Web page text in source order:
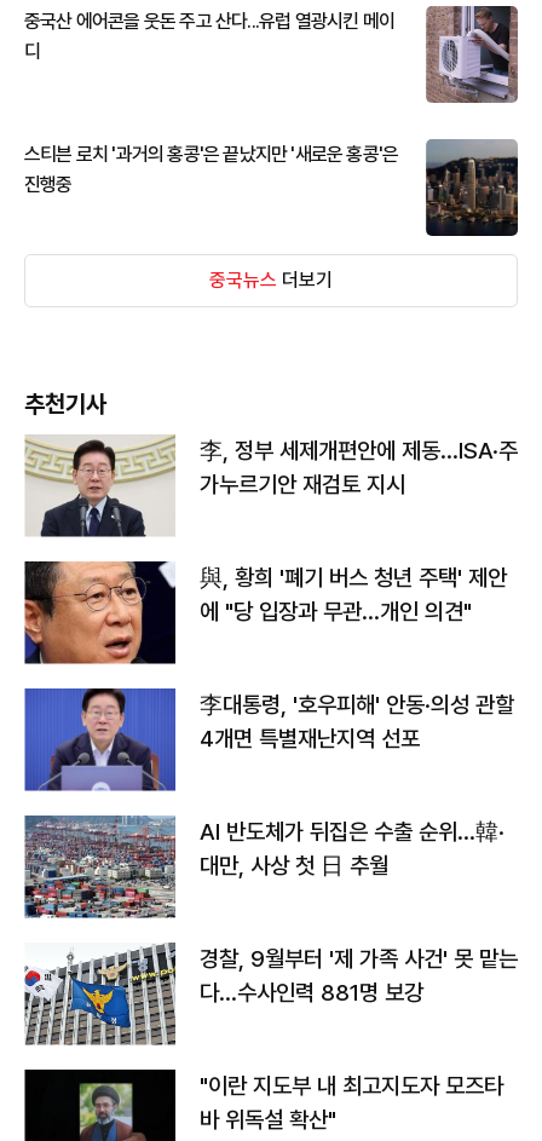
중국산 에어콘을 웃돈 주고 산다...유럽 열광시킨 메이
디
스티븐 로치 '과거의 홍콩'은 끝났지만 '새로운 홍콩'은
진행중
중국뉴스 더보기
추천기사
李, 정부 세제개편안에 제동…ISA·주
가누르기안 재검토 지시
與, 황희 '폐기 버스 청년 주택' 제안
에 "당 입장과 무관…개인 의견"
李대통령, '호우피해' 안동·의성 관할
4개면 특별재난지역 선포
AI 반도체가 뒤집은 수출 순위…韓·
대만, 사상 첫 日 추월
경찰, 9월부터 '제 가족 사건' 못 맡는
다…수사인력 881명 보강
"이란 지도부 내 최고지도자 모즈타
바 위독설 확산"